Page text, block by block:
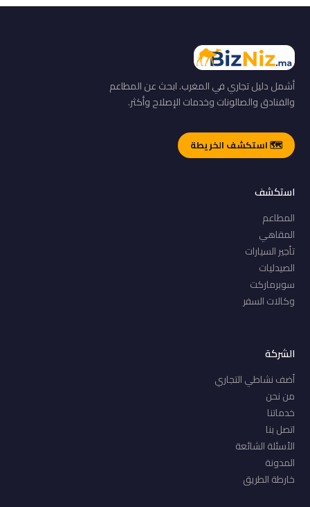
أشمل دليل تجاري في المغرب. ابحث عن المطاعم
والفنادق والصالونات وخدمات الإصلاح وأكثر.
🗺️ استكشف الخريطة
استكشف
المطاعم
المقاهي
تأجير السيارات
الصيدليات
سوبرماركت
وكالات السفر
الشركة
أضف نشاطي التجاري
من نحن
خدماتنا
اتصل بنا
الأسئلة الشائعة
المدونة
خارطة الطريق